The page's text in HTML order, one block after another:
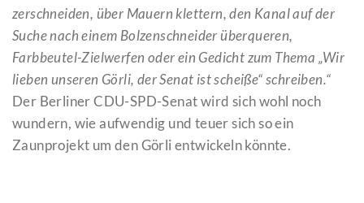
zerschneiden, über Mauern klettern, den Kanal auf der
Suche nach einem Bolzenschneider überqueren,
Farbbeutel-Zielwerfen oder ein Gedicht zum Thema „Wir
lieben unseren Görli, der Senat ist scheiße“ schreiben.“
Der Berliner CDU-SPD-Senat wird sich wohl noch
wundern, wie aufwendig und teuer sich so ein
Zaunprojekt um den Görli entwickeln könnte.